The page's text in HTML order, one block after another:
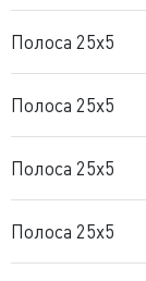
Полоса 25x5
Полоса 25x5
Полоса 25x5
Полоса 25x5